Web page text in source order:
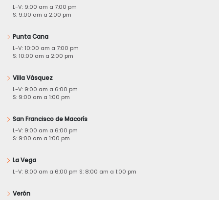
L-V: 9:00 am a 7:00 pm
S: 9:00 am a 2:00 pm
Punta Cana
L-V: 10:00 am a 7:00 pm
S: 10:00 am a 2:00 pm
Villa Vásquez
L-V: 9:00 am a 6:00 pm
S: 9:00 am a 1:00 pm
San Francisco de Macorís
L-V: 9:00 am a 6:00 pm
S: 9:00 am a 1:00 pm
La Vega
L-V: 8:00 am a 6:00 pm S: 8:00 am a 1:00 pm
Verón